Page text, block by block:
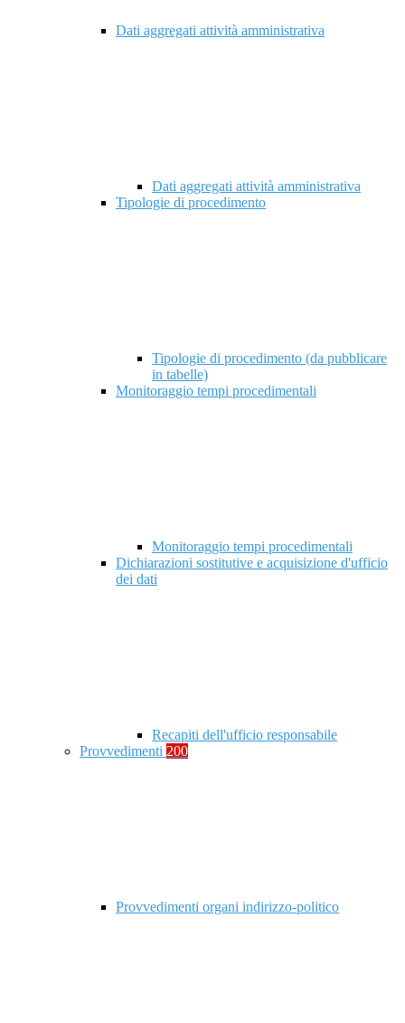
Dati aggregati attività amministrativa
Dati aggregati attività amministrativa
Tipologie di procedimento
Tipologie di procedimento (da pubblicare
in tabelle)
Monitoraggio tempi procedimentali
Monitoraggio tempi procedimentali
Dichiarazioni sostitutive e acquisizione d'ufficio
dei dati
Recapiti dell'ufficio responsabile
Provvedimenti 200
Provvedimenti organi indirizzo-politico